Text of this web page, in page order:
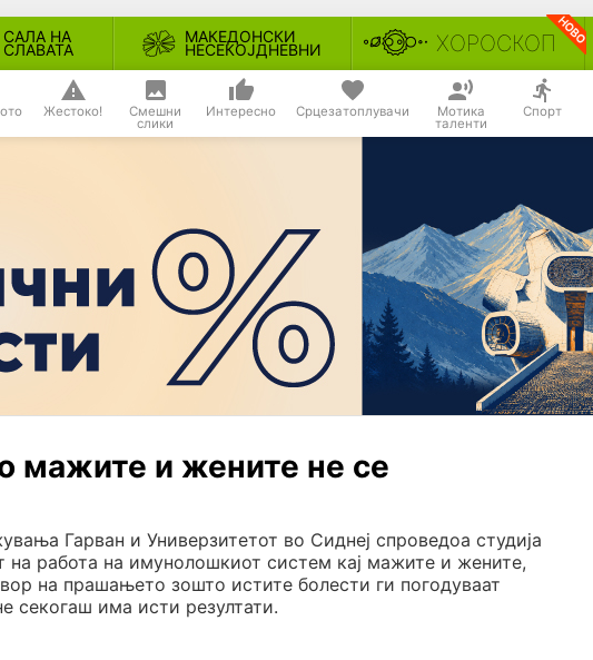
САЛА НА
СЛАВАТА
МАКЕДОНСКИ
НЕСЕКОЈДНЕВНИ ХОРОСКОП
Жестоко! Смешни
слики
Интересно Срцезатоплувачи Мотика
таленти
Спорт
мажите и жените не се
Гарван и Универзитетот во Сиднеј спроведоа студија
на работа на имунолошкиот систем кај мажите и жените,
на прашањето зошто истите болести ги погодуваат
секогаш има исти резултати.